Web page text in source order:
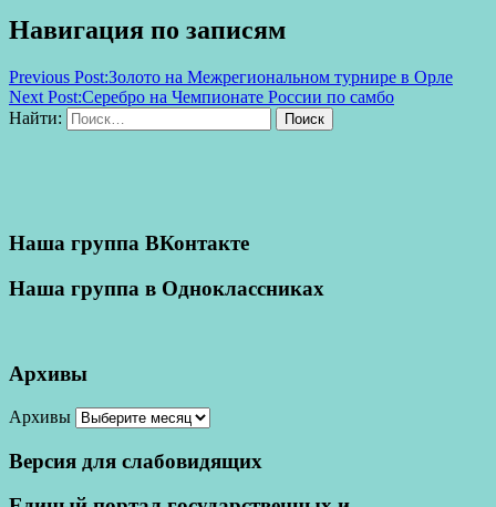
Навигация по записям
Previous Post:Золото на Межрегиональном турнире в Орле
Next Post:Серебро на Чемпионате России по самбо
Найти:
Поиск
Наша группа ВКонтакте
Наша группа в Одноклассниках
Архивы
Архивы
Версия для слабовидящих